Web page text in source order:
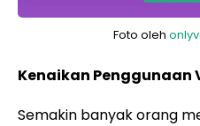
Foto oleh
Kenaikan Penggunaan
Semakin banyak orang